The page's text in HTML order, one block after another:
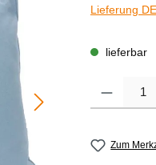
Lieferung
lieferbar
Produkt
Zum